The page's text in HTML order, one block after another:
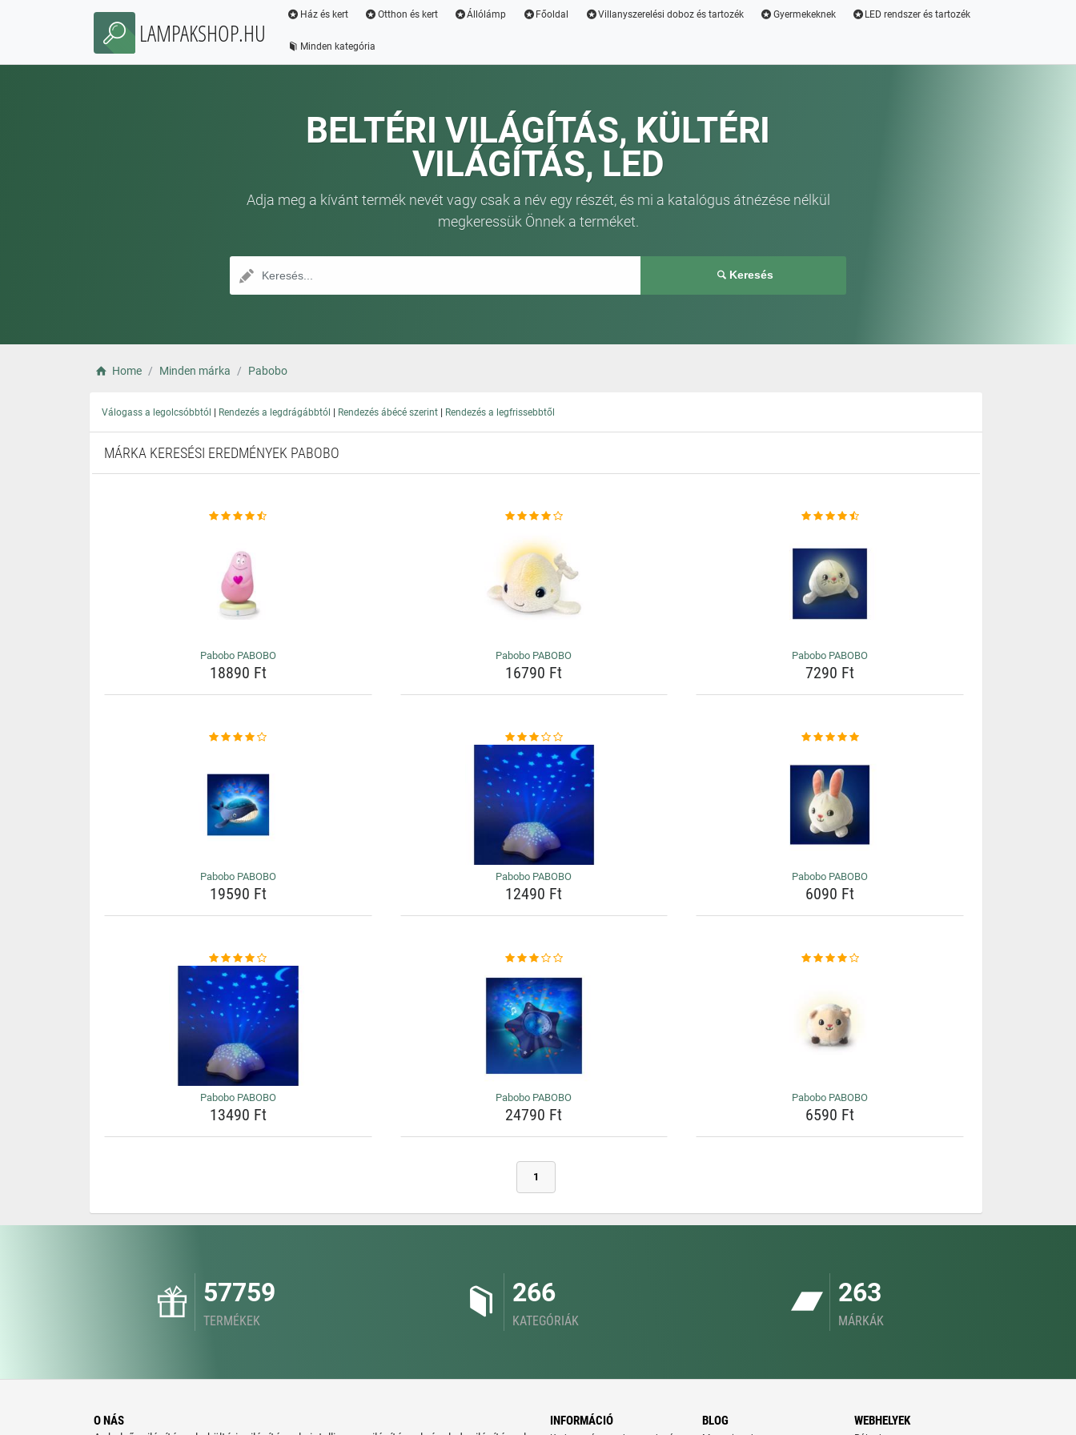
LAMPAKSHOP.HU
Ház és kert Otthon és kert Állólámp Főoldal Villanyszerelési doboz és tartozék Gyermekeknek LED rendszer és tartozék
Minden kategória
BELTÉRI VILÁGÍTÁS, KÜLTÉRI
VILÁGÍTÁS, LED
Adja meg a kívánt termék nevét vagy csak a név egy részét, és mi a katalógus átnézése nélkül
megkeressük Önnek a terméket.
Keresés
Home Minden márka Pabobo
Válogass a legolcsóbbtól | Rendezés a legdrágábbtól | Rendezés ábécé szerint | Rendezés a legfrissebbtől
MÁRKA KERESÉSI EREDMÉNYEK PABOBO
Pabobo PABOBO
18890 Ft
Pabobo PABOBO
16790 Ft
Pabobo PABOBO
7290 Ft
Pabobo PABOBO
19590 Ft
Pabobo PABOBO
12490 Ft
Pabobo PABOBO
6090 Ft
Pabobo PABOBO
13490 Ft
Pabobo PABOBO
24790 Ft
Pabobo PABOBO
6590 Ft
1
57759
TERMÉKEK
266
KATEGÓRIÁK
263
MÁRKÁK
O NÁS INFORMÁCIÓ BLOG WEBHELYEK